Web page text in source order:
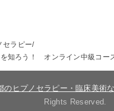
セラピー
知ろう！ オンライン中級コー
のヒプノセラピー・臨床美術
Rights Reserved.